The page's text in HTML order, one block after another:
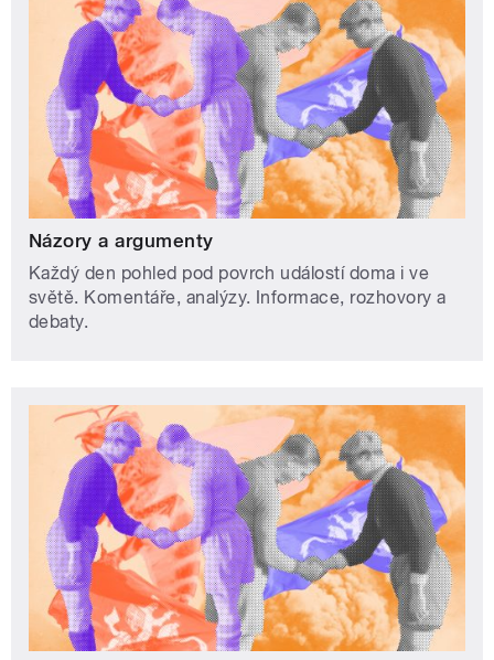
Názory a argumenty
Každý den pohled pod povrch událostí doma i ve
světě. Komentáře, analýzy. Informace, rozhovory a
debaty.